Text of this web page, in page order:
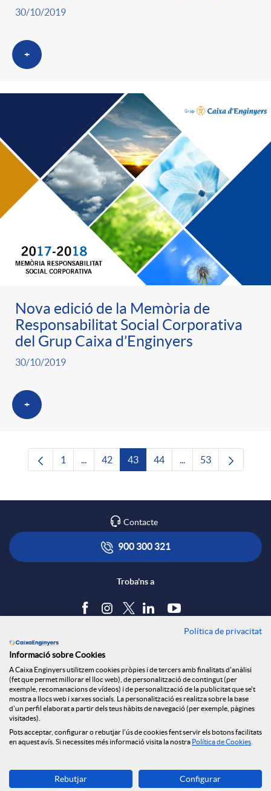
30/10/2019
+
Nova edició de la Memòria de
Responsabilitat Social Corporativa
del Grup Caixa d’Enginyers
30/10/2019
+
Pàgina
1 Pàgines intermèdies Utilitzeu TAB per
Pàgina
42 Pàgina
43 Pàgina
44 Pàgines intermèdies
Pàgina
53
Contacte
900 300 321
Troba'ns a
Política de cookies
Avís legal
Seguretat Online
Canal denúncies
Descarrega-la ara
Banca MOBILE
Política de privacitat
Informació sobre Cookies
A Caixa Enginyers utilitzem cookies pròpies i de tercers amb finalitats d'anàlisi
(fet que permet millorar el lloc web), de personalització de contingut (per
exemple, recomanacions de vídeos) i de personalització de la publicitat que se't
mostra a llocs web i xarxes socials. La personalització es realitza sobre la base
d'un perfil elaborat a partir dels teus hàbits de navegació (per exemple, pàgines
visitades).
Pots acceptar, configurar o rebutjar l'ús de cookies fent servir els botons facilitats
en aquest avís. Si necessites més informació visita la nostra Política de Cookies
Rebutjar Configurar